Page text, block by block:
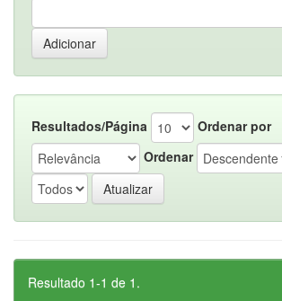
Resultados/Página
Ordenar por
Ordenar
Resultado 1-1 de 1.